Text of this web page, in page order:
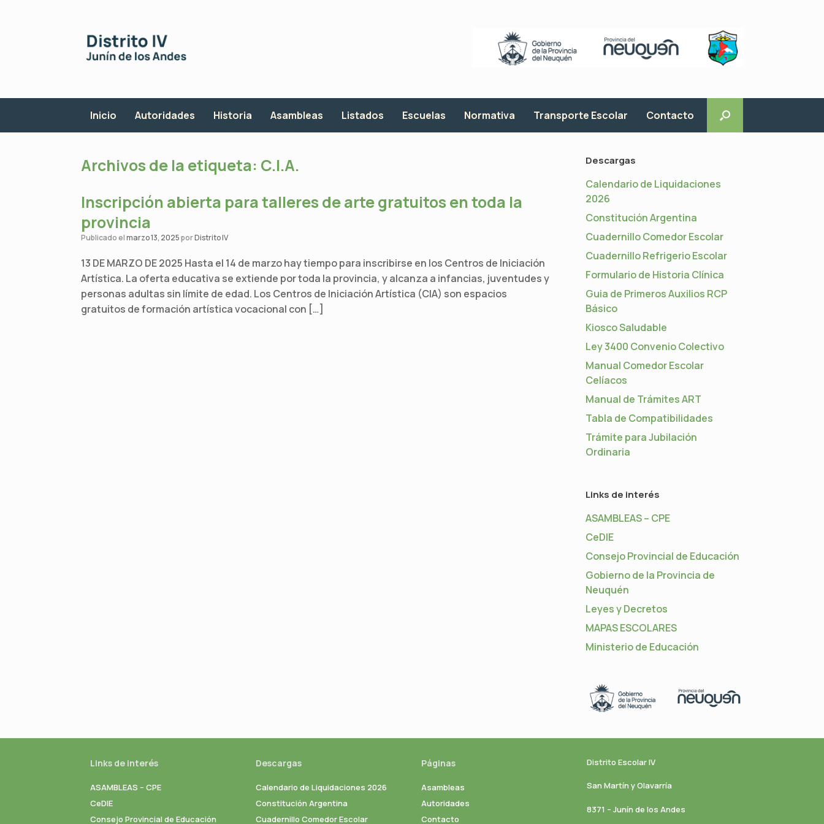
Inicio Autoridades Historia Asambleas Listados Escuelas Normativa Transporte Escolar Contacto
Archivos de la etiqueta: C.I.A.
Inscripción abierta para talleres de arte gratuitos en toda la
provincia
Publicado elmarzo 13, 2025porDistrito IV
13 DE MARZO DE 2025 Hasta el 14 de marzo hay tiempo para inscribirse en los Centros de Iniciación
Artística. La oferta educativa se extiende por toda la provincia, y alcanza a infancias, juventudes y
personas adultas sin límite de edad. Los Centros de Iniciación Artística (CIA) son espacios
gratuitos de formación artística vocacional con […]
Descargas
Calendario de Liquidaciones
2026
Constitución Argentina
Cuadernillo Comedor Escolar
Cuadernillo Refrigerio Escolar
Formulario de Historia Clínica
Guia de Primeros Auxilios RCP
Básico
Kiosco Saludable
Ley 3400 Convenio Colectivo
Manual Comedor Escolar
Celíacos
Manual de Trámites ART
Tabla de Compatibilidades
Trámite para Jubilación
Ordinaria
Links de interés
ASAMBLEAS – CPE
CeDIE
Consejo Provincial de Educación
Gobierno de la Provincia de
Neuquén
Leyes y Decretos
MAPAS ESCOLARES
Ministerio de Educación
Links de interés
ASAMBLEAS – CPE
CeDIE
Consejo Provincial de Educación
Descargas
Calendario de Liquidaciones 2026
Constitución Argentina
Cuadernillo Comedor Escolar
Páginas
Asambleas
Autoridades
Contacto
Distrito Escolar IV
San Martín y Olavarría
8371 – Junín de los Andes